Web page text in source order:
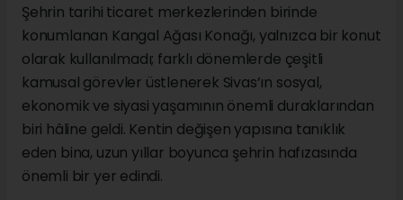
Şehrin tarihi ticaret merkezlerinden birinde
konumlanan Kangal Ağası Konağı, yalnızca bir konut
olarak kullanılmadı; farklı dönemlerde çeşitli
kamusal görevler üstlenerek Sivas’ın sosyal,
ekonomik ve siyasi yaşamının önemli duraklarından
biri hâline geldi. Kentin değişen yapısına tanıklık
eden bina, uzun yıllar boyunca şehrin hafızasında
önemli bir yer edindi.